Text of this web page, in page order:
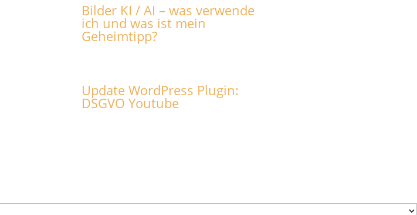
Bilder KI / AI – was verwende
ich und was ist mein
Geheimtipp?
Update WordPress Plugin:
DSGVO Youtube